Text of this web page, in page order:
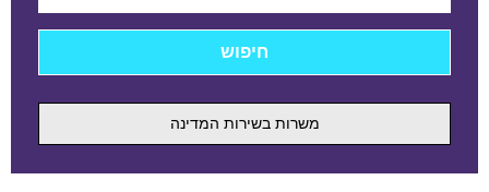
משרות בשירות המדינה